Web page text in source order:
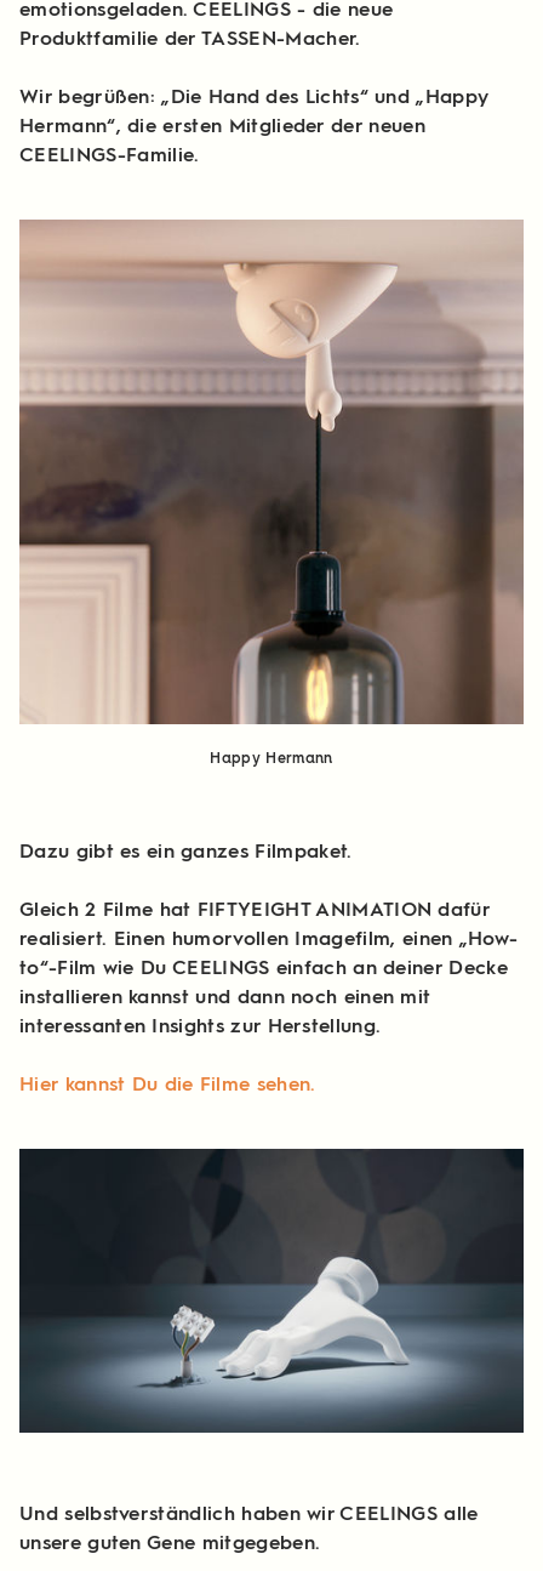
emotionsgeladen. CEELINGS - die neue
Produktfamilie der TASSEN-Macher.
Wir begrüßen: „Die Hand des Lichts“ und „Happy
Hermann“, die ersten Mitglieder der neuen
CEELINGS-Familie.
Happy Hermann
Dazu gibt es ein ganzes Filmpaket.
Gleich 2 Filme hat FIFTYEIGHT ANIMATION dafür
realisiert. Einen humorvollen Imagefilm, einen „How-
to“-Film wie Du CEELINGS einfach an deiner Decke
installieren kannst und dann noch einen mit
interessanten Insights zur Herstellung.
Hier kannst Du die Filme sehen.
Und selbstverständlich haben wir CEELINGS alle
unsere guten Gene mitgegeben.